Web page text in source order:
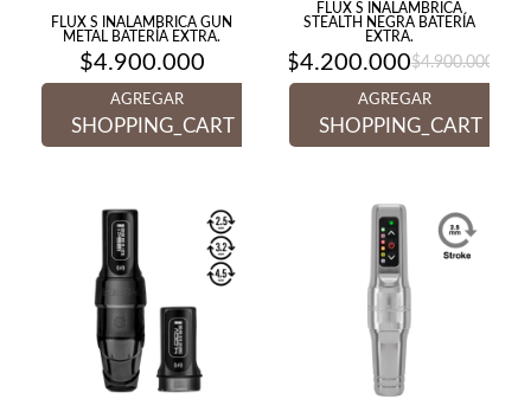
FLUX S INALAMBRICA GUN
METAL BATERÍA EXTRA.
$4.900.000
AGREGAR
SHOPPING_CART
FLUX S INALAMBRICA
STEALTH NEGRA BATERÍA
EXTRA.
$4.900.000
El
precio
original
era:
$4.900.000.
$4.200.000
El
precio
actual
es:
$4.200.000.
AGREGAR
SHOPPING_CART